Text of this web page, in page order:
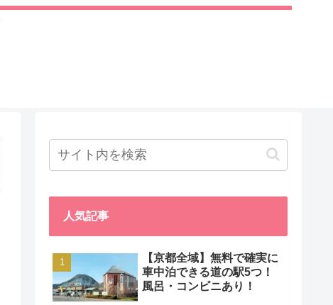
人気記事
【京都全域】無料で確実に
車中泊できる道の駅5つ！
風呂・コンビニあり！